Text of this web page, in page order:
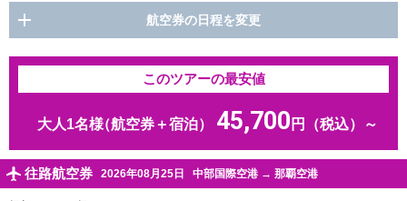
航空券の日程を変更
このツアーの最安値
大人1名様（航空券＋宿泊） 45,700 円（税込）～
往路航空券 2026年08月25日 中部国際空港 → 那覇空港